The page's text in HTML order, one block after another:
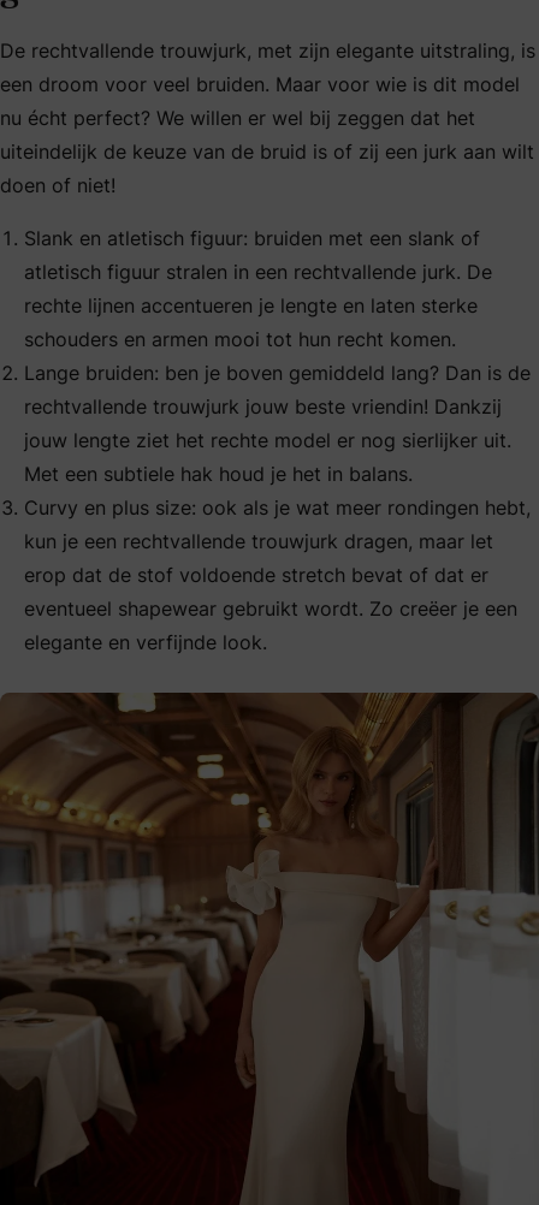
De rechtvallende trouwjurk, met zijn elegante uitstraling, is
een droom voor veel bruiden. Maar voor wie is dit model
nu écht perfect? We willen er wel bij zeggen dat het
uiteindelijk de keuze van de bruid is of zij een jurk aan wilt
doen of niet!
Slank en atletisch figuur: bruiden met een slank of
atletisch figuur stralen in een rechtvallende jurk. De
rechte lijnen accentueren je lengte en laten sterke
schouders en armen mooi tot hun recht komen.
Lange bruiden: ben je boven gemiddeld lang? Dan is de
rechtvallende trouwjurk jouw beste vriendin! Dankzij
jouw lengte ziet het rechte model er nog sierlijker uit.
Met een subtiele hak houd je het in balans.
Curvy en plus size: ook als je wat meer rondingen hebt,
kun je een rechtvallende trouwjurk dragen, maar let
erop dat de stof voldoende stretch bevat of dat er
eventueel shapewear gebruikt wordt. Zo creëer je een
elegante en verfijnde look.